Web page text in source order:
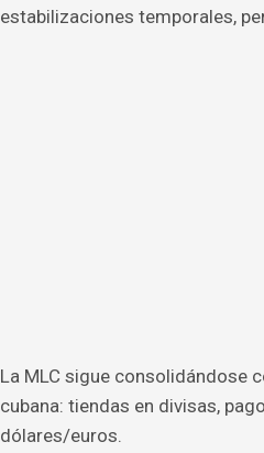
estabilizaciones temporales,
La MLC sigue consolidándose
cubana: tiendas en divisas,
dólares/euros.